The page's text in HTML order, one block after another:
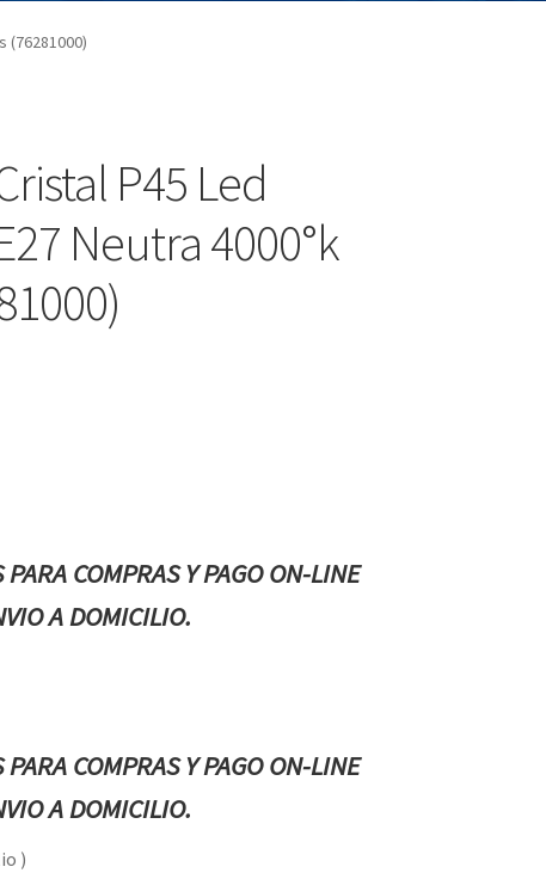
(76281000)
P45 Led
Neutra 4000°k
COMPRAS Y PAGO ON-LINE
A DOMICILIO.
COMPRAS Y PAGO ON-LINE
A DOMICILIO.
)